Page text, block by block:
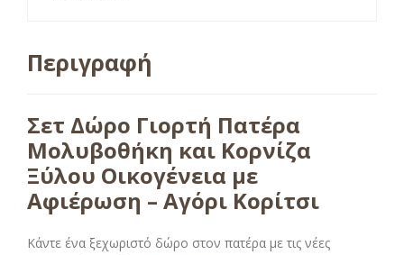
Περιγραφή
Σετ Δώρο Γιορτή Πατέρα
Μολυβοθήκη και Κορνίζα
Ξύλου Οικογένεια με
Αφιέρωση – Αγόρι Κορίτσι
Κάντε ένα ξεχωριστό δώρο στον πατέρα με τις νέες